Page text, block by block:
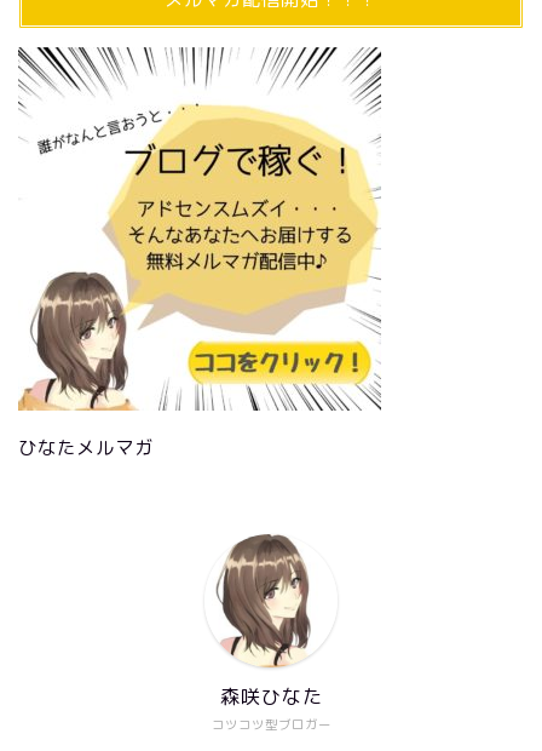
ひなたメルマガ
コツコツ型ブロガー
森咲ひなた